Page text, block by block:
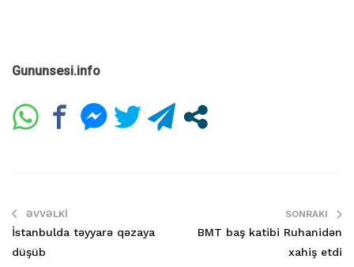
Gununsesi.info
ƏVVƏLKI
İstanbulda təyyarə qəzaya
düşüb
SONRAKI
BMT baş katibi Ruhanidən
xahiş etdi